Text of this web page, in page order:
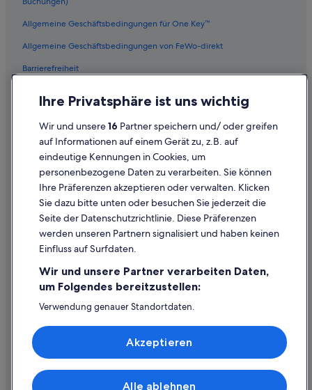
Allgemeine Geschäftsbedingungen für One Key™
Allgemeine Geschäftsbedingungen von FeWo-direkt
Barrierefreiheit
Inhaltsrichtlinien und Melden von Inhalten
Hilfe
Hilfe
Flug stornieren
Rückerstattungsdauer
Expedia-Gutschein einlösen
Internationale Reisedokumente
Ihre Privatsphäre ist uns wichtig
Wir und unsere16 Partner speichern und/ oder greifen
auf Informationen auf einem Gerät zu, z.B. auf
eindeutige Kennungen in Cookies, um
personenbezogene Daten zu verarbeiten. Sie können
Ihre Präferenzen akzeptieren oder verwalten. Klicken
Sie dazu bitte unten oder besuchen Sie jederzeit die
Seite der Datenschutzrichtlinie. Diese Präferenzen
werden unseren Partnern signalisiert und haben keinen
Einfluss auf Surfdaten.
Wir und unsere Partner verarbeiten Daten,
um Folgendes bereitzustellen:
Verwendung genauer Standortdaten.
Speichern von oder Zugriff auf Informationen auf einem
Endgerät. Personalisierte Werbung und Inhalte, Messung
von Werbeleistung und der Performance von Inhalten,
Alle ablehnen
Akzeptieren